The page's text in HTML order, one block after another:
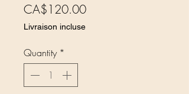
CA$120.00Price
Livraison incluse
Quantity *